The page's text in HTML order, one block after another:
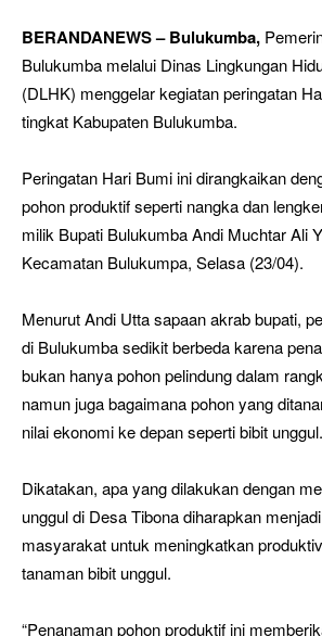
BERANDANEWS – Bulukumba,
Bulukumba melalui Dinas Lingkungan
(DLHK) menggelar kegiatan peringatan
tingkat Kabupaten Bulukumba.
Peringatan Hari Bumi ini dirangkaikan
pohon produktif seperti nangka dan
milik Bupati Bulukumba Andi Muchtar Ali
Kecamatan Bulukumpa, Selasa (23/04).
Menurut Andi Utta sapaan akrab bupati,
di Bulukumba sedikit berbeda karena
bukan hanya pohon pelindung dalam
namun juga bagaimana pohon yang
nilai ekonomi ke depan seperti bibit unggul.
Dikatakan, apa yang dilakukan dengan
unggul di Desa Tibona diharapkan
masyarakat untuk meningkatkan
tanaman bibit unggul.
“Penanaman pohon produktif ini